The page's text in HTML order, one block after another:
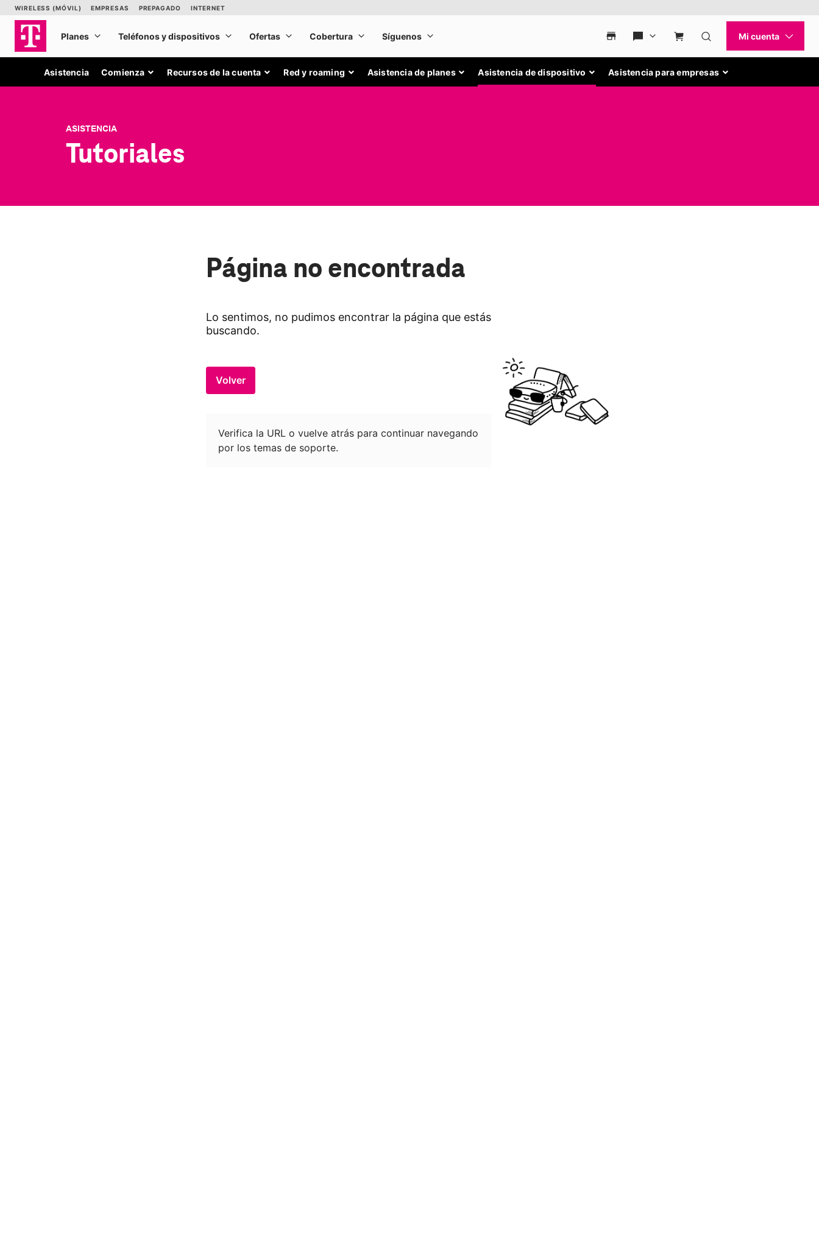
Asistencia Comienza Recursos de la cuenta Red y roaming Asistencia de planes Asistencia de dispositivo Asistencia para empresas
ASISTENCIA
Tutoriales